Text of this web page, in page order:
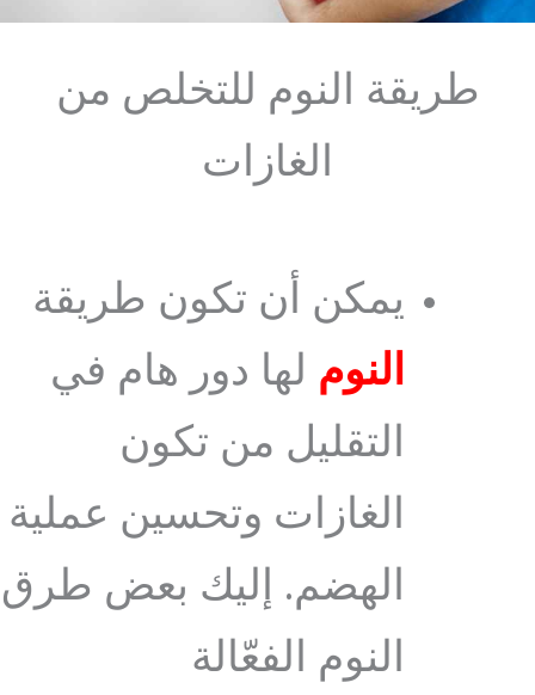
طريقة النوم للتخلص من
الغازات
يمكن أن تكون طريقة
النوم لها دور هام في
التقليل من تكون
الغازات وتحسين عملية
الهضم. إليك بعض طرق
النوم الفعّالة